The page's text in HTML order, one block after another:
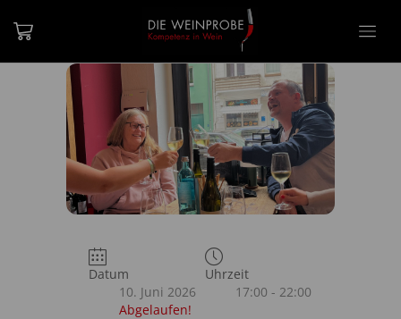
Datum
10. Juni 2026
Abgelaufen!
Uhrzeit
17:00 - 22:00